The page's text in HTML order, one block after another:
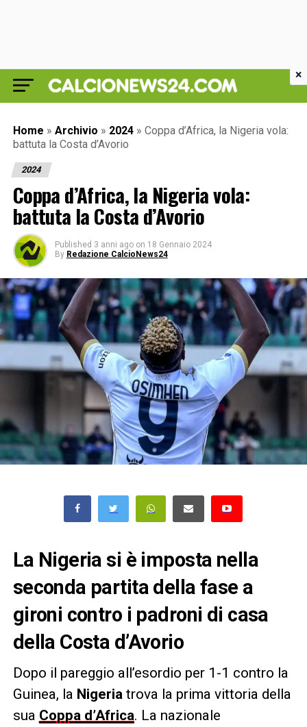
Home » Archivio » 2024 » Coppa d’Africa, la Nigeria vola:
battuta la Costa d’Avorio
2024
Coppa d’Africa, la Nigeria vola:
battuta la Costa d’Avorio
Published 3 anni ago on 18 Gennaio 2024
By Redazione CalcioNews24
La Nigeria si è imposta nella
seconda partita della fase a
gironi contro i padroni di casa
della Costa d’Avorio
Dopo il pareggio all’esordio per 1-1 contro la
Guinea, la Nigeria trova la prima vittoria della
sua Coppa d’Africa. La nazionale
×